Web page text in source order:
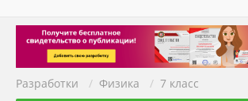
Разработки / Физика / 7 класс